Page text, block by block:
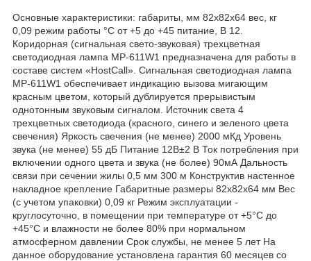
Основные характеристики: габариты, мм 82х82х64 вес, кг
0,09 режим работы °С от +5 до +45 питание, В 12.
Коридорная (сигнальная свето-звуковая) трехцветная
светодиодная лампа MP-611W1 предназначена для работы в
составе систем «HostCall». Сигнальная светодиодная лампа
MP-611W1 обеспечивает индикацию вызова мигающим
красным цветом, который дублируется прерывистым
однотонным звуковым сигналом. Источник света 4
трехцветных светодиода (красного, синего и зеленого цвета
свечения) Яркость свечения (не менее) 2000 мКд Уровень
звука (не менее) 55 дБ Питание 12В±2 В Ток потребления при
включении одного цвета и звука (не более) 90мА Дальность
связи при сечении жилы 0,5 мм 300 м Конструктив настенное
накладное крепление Габаритные размеры 82х82х64 мм Вес
(с учетом упаковки) 0,09 кг Режим эксплуатации -
круглосуточно, в помещении при температуре от +5°С до
+45°С и влажности не более 80% при нормальном
атмосферном давлении Срок службы, не менее 5 лет На
данное оборудование установлена гарантия 60 месяцев со